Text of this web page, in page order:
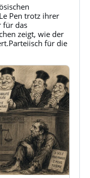
Pen trotz ihrer
für das
zeigt, wie der
für die